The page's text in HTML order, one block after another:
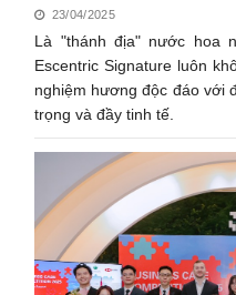
23/04/2025
Là "thánh địa" nước hoa
Escentric Signature luôn
nghiệm hương độc đáo với
trọng và đầy tinh tế.